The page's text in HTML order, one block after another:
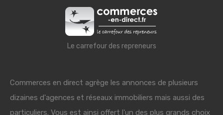
Le carrefour des repreneurs
Commerces en direct agrège les annonces de plusieurs
dizaines d'agences et réseaux immobiliers mais aussi des
particuliers. Vous est ainsi offert l'un des plus grands choix